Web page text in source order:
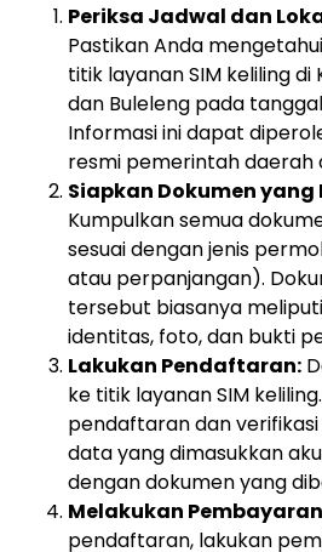
Periksa Jadwal dan
Pastikan Anda
titik layanan SIM keliling
dan Buleleng pada
Informasi ini dapat
resmi pemerintah daerah
Siapkan Dokumen
Kumpulkan semua
sesuai dengan jenis
atau perpanjangan).
tersebut biasanya
identitas, foto, dan bukti
Lakukan Pendaftaran:
ke titik layanan SIM
pendaftaran dan
data yang dimasukkan
dengan dokumen yang
Melakukan
pendaftaran, lakukan